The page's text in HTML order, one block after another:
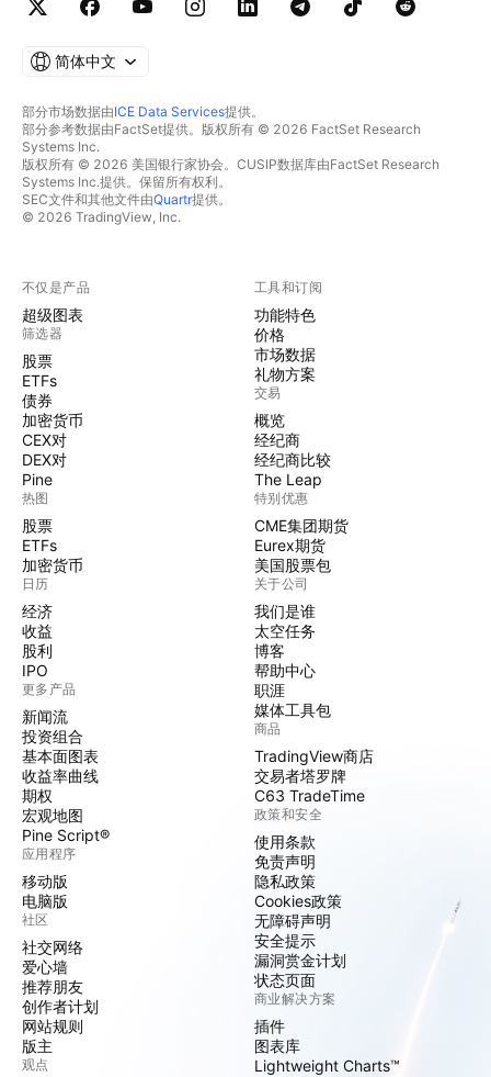
简体中文
部分市场数据由ICE Data Services提供。
部分参考数据由FactSet提供。版权所有 © 2026 FactSet Research
Systems Inc.
版权所有 © 2026 美国银行家协会。CUSIP数据库由FactSet Research
Systems Inc.提供。保留所有权利。
SEC文件和其他文件由Quartr提供。
© 2026 TradingView, Inc.
不仅是产品
超级图表
筛选器
股票
ETFs
债券
加密货币
CEX对
DEX对
Pine
热图
股票
ETFs
加密货币
日历
经济
收益
股利
IPO
更多产品
新闻流
投资组合
基本面图表
收益率曲线
期权
宏观地图
Pine Script®
应用程序
移动版
电脑版
社区
社交网络
爱心墙
推荐朋友
创作者计划
网站规则
版主
观点
工具和订阅
功能特色
价格
市场数据
礼物方案
交易
概览
经纪商
经纪商比较
The Leap
特别优惠
CME集团期货
Eurex期货
美国股票包
关于公司
我们是谁
太空任务
博客
帮助中心
职涯
媒体工具包
商品
TradingView商店
交易者塔罗牌
C63 TradeTime
政策和安全
使用条款
免责声明
隐私政策
Cookies政策
无障碍声明
安全提示
漏洞赏金计划
状态页面
商业解决方案
插件
图表库
Lightweight Charts™